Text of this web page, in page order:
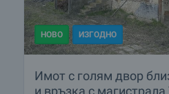
НОВО ИЗГОДНО
Имот с голям двор
и връзка с магистрала